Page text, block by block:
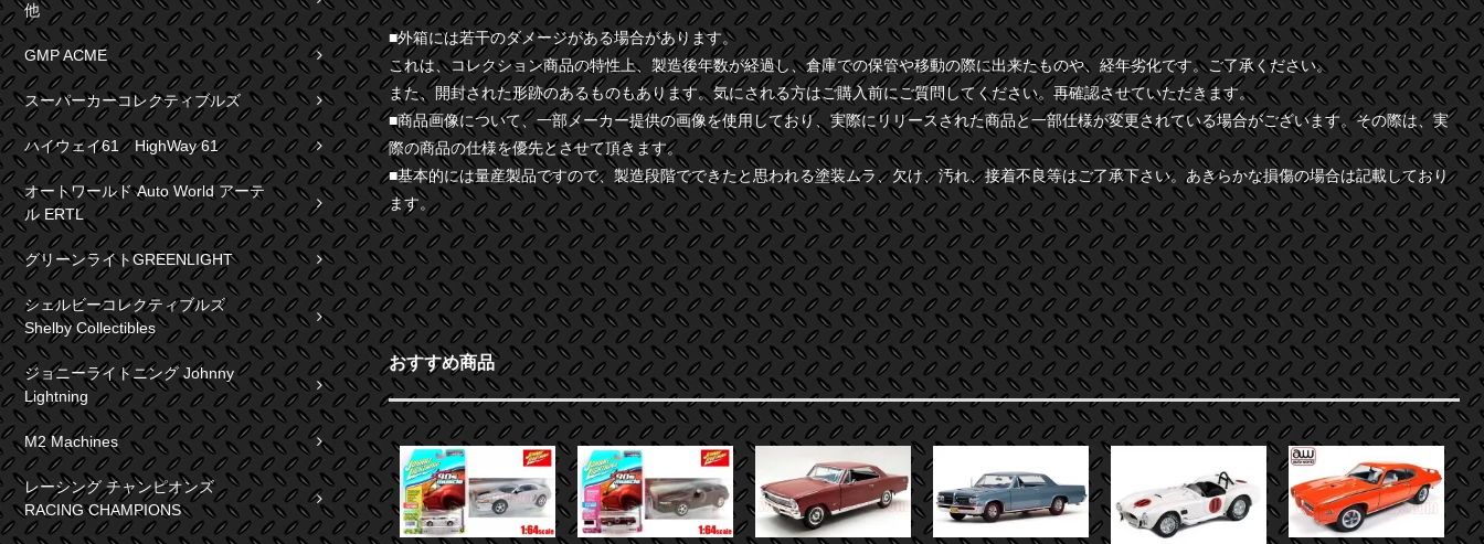
他
GMP ACME
スーパーカーコレクティブルズ
ハイウェイ61 HighWay 61
オートワールド Auto World アーテ
ル ERTL
グリーンライトGREENLIGHT
シェルビーコレクティブルズ
Shelby Collectibles
ジョニーライトニング Johnny
Lightning
M2 Machines
レーシング チャンピオンズ
RACING CHAMPIONS
■外箱には若干のダメージがある場合があります。
これは、コレクション商品の特性上、製造後年数が経過し、倉庫での保管や移動の際に出来たものや、経年劣化です。ご了承ください。
また、開封された形跡のあるものもあります。気にされる方はご購入前にご質問してください。再確認させていただきます。
■商品画像について、一部メーカー提供の画像を使用しており、実際にリリースされた商品と一部仕様が変更されている場合がございます。その際は、実
際の商品の仕様を優先とさせて頂きます。
■基本的には量産製品ですので、製造段階でできたと思われる塗装ムラ、欠け、汚れ、接着不良等はご了承下さい。あきらかな損傷の場合は記載しており
ます。
おすすめ商品